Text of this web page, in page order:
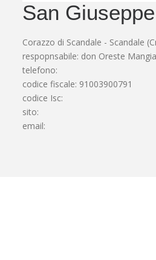
San
Corazzo di Scandale - Scandale
respopnsabile: don Oreste
telefono:
codice fiscale: 91003900791
codice Isc:
sito:
email: